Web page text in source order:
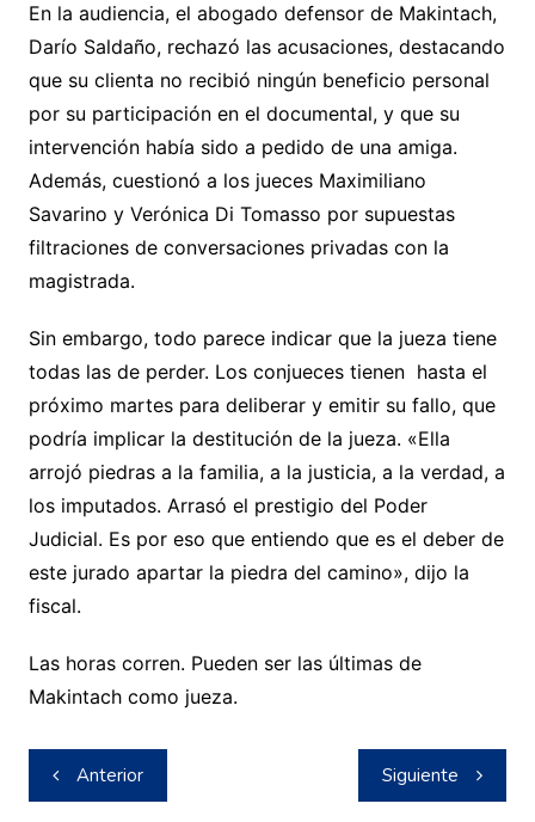
En la audiencia, el abogado defensor de Makintach,
Darío Saldaño, rechazó las acusaciones, destacando
que su clienta no recibió ningún beneficio personal
por su participación en el documental, y que su
intervención había sido a pedido de una amiga.
Además, cuestionó a los jueces Maximiliano
Savarino y Verónica Di Tomasso por supuestas
filtraciones de conversaciones privadas con la
magistrada.
Sin embargo, todo parece indicar que la jueza tiene
todas las de perder. Los conjueces tienen hasta el
próximo martes para deliberar y emitir su fallo, que
podría implicar la destitución de la jueza. «Ella
arrojó piedras a la familia, a la justicia, a la verdad, a
los imputados. Arrasó el prestigio del Poder
Judicial. Es por eso que entiendo que es el deber de
este jurado apartar la piedra del camino», dijo la
fiscal.
Las horas corren. Pueden ser las últimas de
Makintach como jueza.
Navegación
de
Anterior Siguiente